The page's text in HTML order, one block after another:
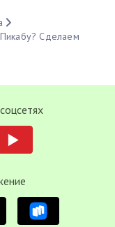
Пикабу? Сделаем